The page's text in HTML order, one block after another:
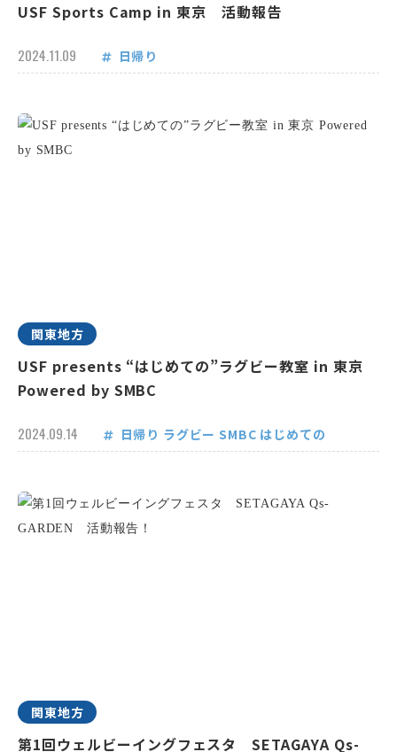
USF Sports Camp in 東京 活動報告
2024.11.09 日帰り
関東地方
USF presents “はじめての”ラグビー教室 in 東京
Powered by SMBC
2024.09.14 日帰り ラグビー SMBC はじめての
関東地方
第1回ウェルビーイングフェスタ SETAGAYA Qs-